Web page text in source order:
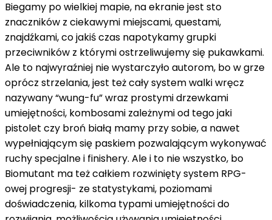
Biegamy po wielkiej mapie, na ekranie jest sto
znaczników z ciekawymi miejscami, questami,
znajdźkami, co jakiś czas napotykamy grupki
przeciwników z którymi ostrzeliwujemy się pukawkami.
Ale to najwyraźniej nie wystarczyło autorom, bo w grze
oprócz strzelania, jest też cały system walki wręcz
nazywany “wung-fu” wraz prostymi drzewkami
umiejętności, kombosami zależnymi od tego jaki
pistolet czy broń białą mamy przy sobie, a nawet
wypełniającym się paskiem pozwalającym wykonywać
ruchy specjalne i finishery. Ale i to nie wszystko, bo
Biomutant ma też całkiem rozwinięty system RPG-
owej progresji- ze statystykami, poziomami
doświadczenia, kilkoma typami umiejętności do